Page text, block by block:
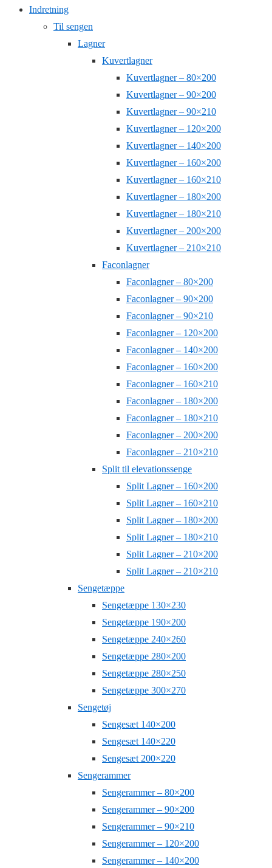
Indretning
Til sengen
Lagner
Kuvertlagner
Kuvertlagner – 80×200
Kuvertlagner – 90×200
Kuvertlagner – 90×210
Kuvertlagner – 120×200
Kuvertlagner – 140×200
Kuvertlagner – 160×200
Kuvertlagner – 160×210
Kuvertlagner – 180×200
Kuvertlagner – 180×210
Kuvertlagner – 200×200
Kuvertlagner – 210×210
Faconlagner
Faconlagner – 80×200
Faconlagner – 90×200
Faconlagner – 90×210
Faconlagner – 120×200
Faconlagner – 140×200
Faconlagner – 160×200
Faconlagner – 160×210
Faconlagner – 180×200
Faconlagner – 180×210
Faconlagner – 200×200
Faconlagner – 210×210
Split til elevationssenge
Split Lagner – 160×200
Split Lagner – 160×210
Split Lagner – 180×200
Split Lagner – 180×210
Split Lagner – 210×200
Split Lagner – 210×210
Sengetæppe
Sengetæppe 130×230
Sengetæppe 190×200
Sengetæppe 240×260
Sengetæppe 280×200
Sengetæppe 280×250
Sengetæppe 300×270
Sengetøj
Sengesæt 140×200
Sengesæt 140×220
Sengesæt 200×220
Sengerammer
Sengerammer – 80×200
Sengerammer – 90×200
Sengerammer – 90×210
Sengerammer – 120×200
Sengerammer – 140×200